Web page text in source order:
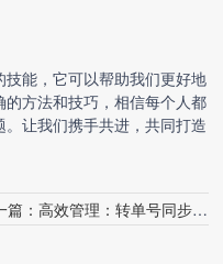
能，它可以帮助我们更好地
方法和技巧，相信每个人都
让我们携手共进，共同打造
篇： 高效管理：转单号同步的秘诀